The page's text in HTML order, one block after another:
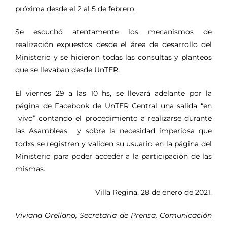
próxima desde el 2 al 5 de febrero.
Se escuchó atentamente los mecanismos de
realización expuestos desde el área de desarrollo del
Ministerio y se hicieron todas las consultas y planteos
que se llevaban desde UnTER.
El viernes 29 a las 10 hs, se llevará adelante por la
página de Facebook de UnTER Central una salida “en
vivo” contando el procedimiento a realizarse durante
las Asambleas, y sobre la necesidad imperiosa que
todxs se registren y validen su usuario en la página del
Ministerio para poder acceder a la participación de las
mismas.
Villa Regina, 28 de enero de 2021.
Viviana Orellano, Secretaria de Prensa, Comunicación